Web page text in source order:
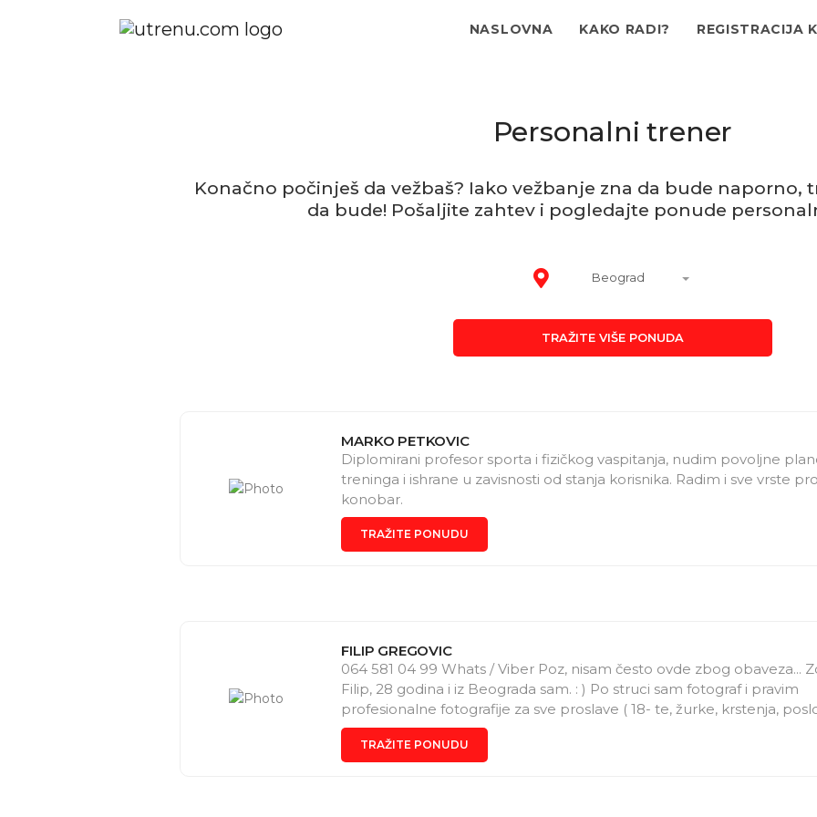
NASLOVNA KAKO RADI? REGISTRACIJA
Personalni trener
Konačno počinješ da vežbaš? Iako vežbanje zna da bude naporno,
da bude! Pošaljite zahtev i pogledajte ponude
Beograd
TRAŽITE VIŠE PONUDA
MARKO PETKOVIC
Diplomirani profesor sporta i fizičkog vaspitanja, nudim povoljne
treninga i ishrane u zavisnosti od stanja korisnika. Radim i sve vrste
konobar.
TRAŽITE PONUDU
FILIP GREGOVIC
064 581 04 99 Whats / Viber Poz, nisam često ovde zbog obaveza...
Filip, 28 godina i iz Beograda sam. : ) Po struci sam fotograf i pravim
profesionalne fotografije za sve proslave ( 18- te, žurke, krstenja,
događaje... ) Takođe velika ljubav : )) mi je muzika ( zavrsio sam
držim početnicima časove : - Klavira - Solfedja - Gitare Deca / Odrasli
TRAŽITE PONUDU